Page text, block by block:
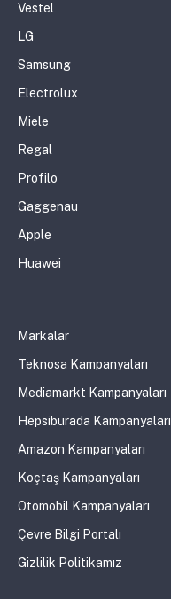
Vestel
LG
Samsung
Electrolux
Miele
Regal
Profilo
Gaggenau
Apple
Huawei
Markalar
Teknosa Kampanyaları
Mediamarkt Kampanyaları
Hepsiburada Kampanyaları
Amazon Kampanyaları
Koçtaş Kampanyaları
Otomobil Kampanyaları
Çevre Bilgi Portalı
Gizlilik Politikamız